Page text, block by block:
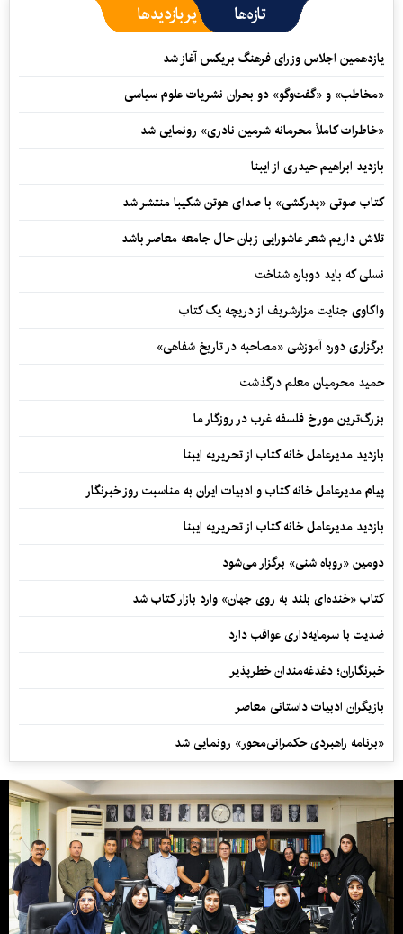
تازه‌ها پربازدیدها
یازدهمین اجلاس وزرای فرهنگ بریکس آغاز شد
«مخاطب» و «گفت‌وگو» دو بحران نشریات علوم سیاسی
«خاطرات کاملاً محرمانه شرمین نادری» رونمایی شد
بازدید ابراهیم حیدری از ایبنا
کتاب صوتی «پدرکشی» با صدای هوتن شکیبا منتشر شد
تلاش داریم شعر عاشورایی زبان حال جامعه معاصر باشد
نسلی که باید دوباره شناخت
واکاوی جنایت مزارشریف از دریچه یک کتاب
برگزاری دوره آموزشی «مصاحبه در تاریخ شفاهی»
حمید محرمیان معلم درگذشت
بزرگ‌ترین مورخ فلسفه غرب در روزگار ما
بازدید مدیرعامل خانه کتاب از تحریریه ایبنا
پیام مدیرعامل خانه کتاب و ادبیات ایران به مناسبت روز خبرنگار
بازدید مدیرعامل خانه کتاب از تحریریه ایبنا
دومین «روباه شنی» برگزار می‌شود
کتاب «خنده‌ای بلند به روی جهان» وارد بازار کتاب شد
ضدیت با سرمایه‌داری عواقب دارد
خبرنگاران؛ دغدغه‌مندان خطرپذیر
بازیگران ادبیات داستانی معاصر
«برنامه راهبردی حکمرانی‌محور» رونمایی شد